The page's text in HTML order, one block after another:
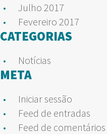
Julho 2017
Fevereiro 2017
CATEGORIAS
Notícias
META
Iniciar sessão
Feed de entradas
Feed de comentários